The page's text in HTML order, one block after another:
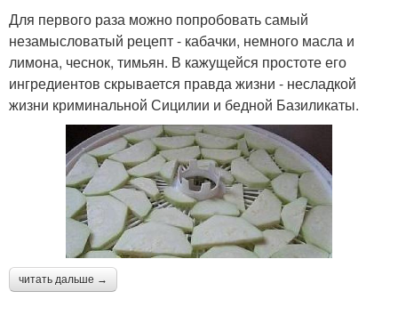
Для первого раза можно попробовать самый
незамысловатый рецепт - кабачки, немного масла и
лимона, чеснок, тимьян. В кажущейся простоте его
ингредиентов скрывается правда жизни - несладкой
жизни криминальной Сицилии и бедной Базиликаты.
читать дальше →